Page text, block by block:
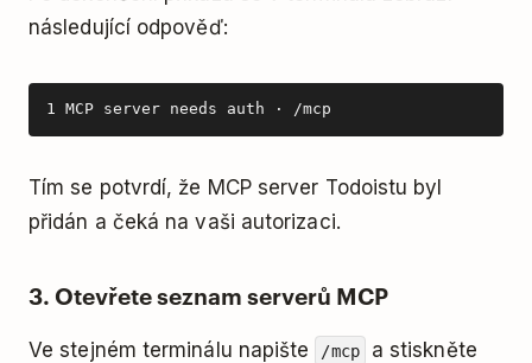
následující odpověď:
1 MCP server needs auth · /mcp
Tím se potvrdí, že MCP server Todoistu byl
přidán a čeká na vaši autorizaci.
3. Otevřete seznam serverů MCP
Ve stejném terminálu napište /mcp
a stiskněte